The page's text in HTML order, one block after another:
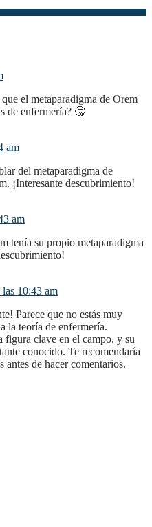
de enfermería? 🤔
am
¡Interesante descubrimiento!
am
10:43 am
la teoría de enfermería.
figura clave en el campo, y su
conocido. Te recomendaría
antes de hacer comentarios.